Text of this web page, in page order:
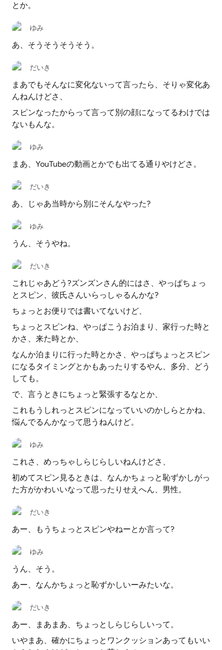
とか。
ゆみ
あ、そうそうそうそう。
だいき
まあでもそんなに変化ないって言ったら、そりゃ変化あ
んねんけどさ、
スピンなったからって言って別の顔になってるわけでは
ないもんな。
ゆみ
まあ、YouTubeの動画とかでも出てる通りやけどさ。
だいき
あ、じゃあ当時から別にそんなやった?
ゆみ
うん、そうやね。
だいき
これじゃあどう?ズンズンさん的にはさ、やっぱちょっ
とスピン、彼氏さんいらっしゃるんかな?
ちょっとお便りでは書いてないけど、
ちょっとスピンね、やっぱこうお泊まり、家行った時と
かさ、来た時とか、
なんか泊まりに行った時とかさ、やっぱちょっとスピン
になるタイミングとかもあったりするやん、多分、どう
しても。
で、言うときにちょっと緊張するなとか、
これもうしれっとスピンになっていいのかしらとかね、
悩んでるんかなって思うねんけど。
ゆみ
これさ、めっちゃしらじらしいねんけどさ、
初めてスピン見るときは、なんかちょっと恥ずかしがっ
た方がかわいいなって思ったりせえへん、男性。
だいき
あー、もうちょっとスピンやねーとか言って?
ゆみ
うん、そう。
あー、なんかちょっと恥ずかしいーみたいな。
だいき
あー、まあまあ、ちょっとしらじらしいって。
いやまあ、確かにちょっとワンクッションあってもいい